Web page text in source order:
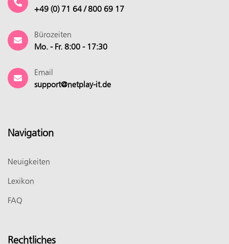
+49 (0) 71 64 / 800 69 17
Bürozeiten
Mo. - Fr. 8:00 - 17:30
Email
support@netplay-it.de
Navigation
Neuigkeiten
Lexikon
FAQ
Rechtliches